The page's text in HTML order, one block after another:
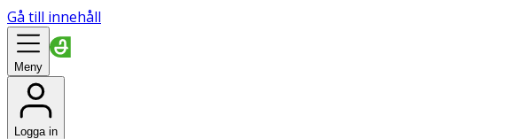
Gå till innehåll
Meny
Logga in